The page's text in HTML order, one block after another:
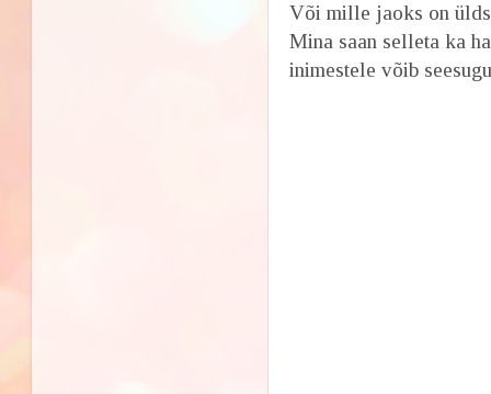
Või mille jaoks on
Mina saan selleta ka
inimestele võib